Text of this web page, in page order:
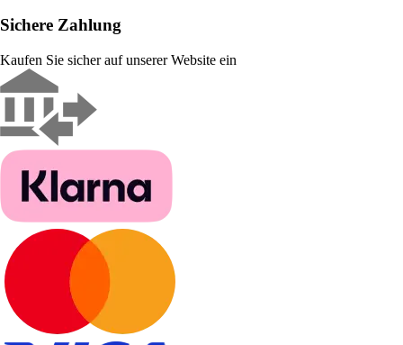
Sichere Zahlung
Kaufen Sie sicher auf unserer Website ein